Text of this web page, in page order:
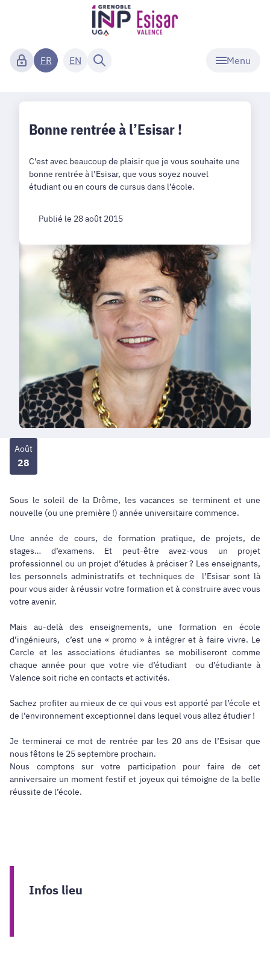
Menu
FR EN
Bonne rentrée à l’Esisar !
C’est avec beaucoup de plaisir que je vous souhaite une
bonne rentrée à l’Esisar, que vous soyez nouvel
étudiant ou en cours de cursus dans l’école.
Publié le 28 août 2015
Août
28
Sous le soleil de la Drôme, les vacances se terminent et une
nouvelle (ou une première !) année universitaire commence.
Une année de cours, de formation pratique, de projets, de
stages… d’examens. Et peut-être avez-vous un projet
professionnel ou un projet d’études à préciser ? Les enseignants,
les personnels administratifs et techniques de l’Esisar sont là
pour vous aider à réussir votre formation et à construire avec vous
votre avenir.
Mais au-delà des enseignements, une formation en école
d’ingénieurs, c’est une « promo » à intégrer et à faire vivre. Le
Cercle et les associations étudiantes se mobiliseront comme
chaque année pour que votre vie d’étudiant ou d’étudiante à
Valence soit riche en contacts et activités.
Sachez profiter au mieux de ce qui vous est apporté par l’école et
de l’environnement exceptionnel dans lequel vous allez étudier !
Je terminerai ce mot de rentrée par les 20 ans de l’Esisar que
nous fêtons le 25 septembre prochain.
Nous comptons sur votre participation pour faire de cet
anniversaire un moment festif et joyeux qui témoigne de la belle
réussite de l’école.
Infos lieu